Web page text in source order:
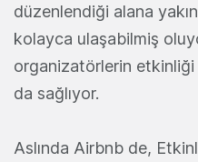
düzenlendiği alana
kolayca ulaşabilmiş
organizatörlerin etkinliği
da sağlıyor.
Aslında Airbnb de,